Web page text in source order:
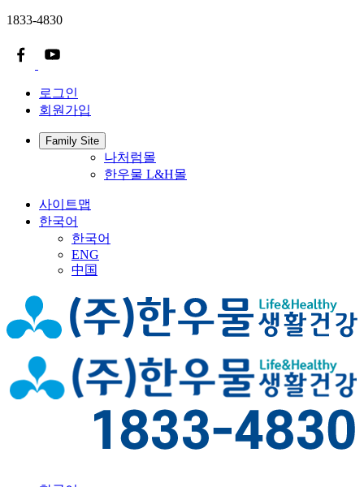
1833-4830
로그인
회원가입
Family Site
나처럼몰
한우물 L&H몰
사이트맵
한국어
한국어
ENG
中国